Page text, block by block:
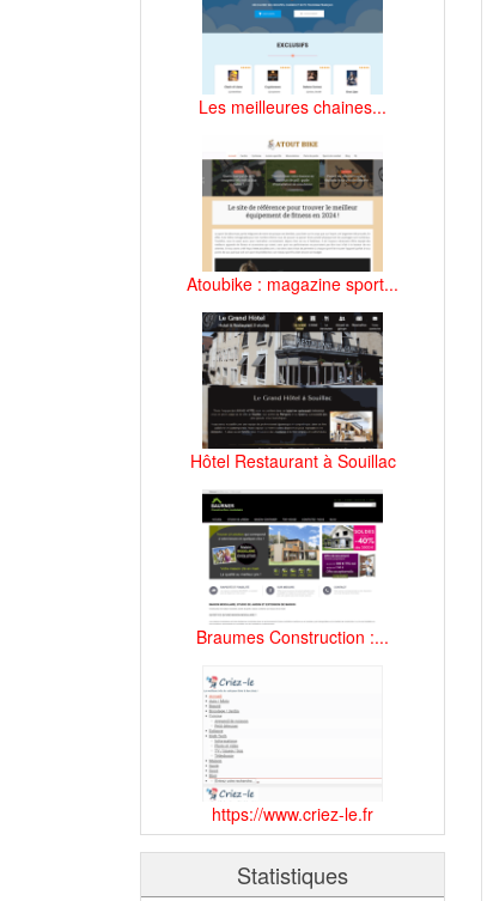
Les meilleures chaines...
Atoubike : magazine sport...
Hôtel Restaurant à Souillac
Braumes Construction :...
https://www.criez-le.fr
Statistiques